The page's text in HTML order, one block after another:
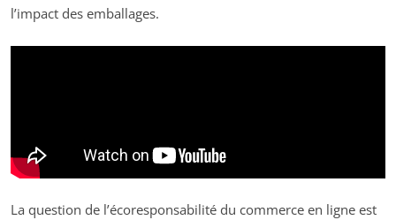
l’impact des emballages.
La question de l’écoresponsabilité du commerce en ligne est